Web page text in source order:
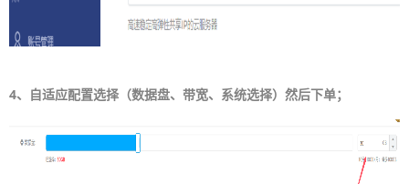
4、自适应配置选择（数据盘、带宽、系统选择）然后下单；